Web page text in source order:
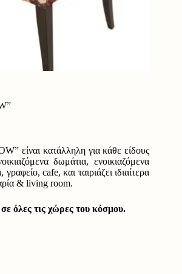
είναι κατάλληλη για κάθε είδους
δωμάτια, ενοικιαζόμενα
cafe, και ταιριάζει ιδιαίτερα
& living room.
όλες τις χώρες του κόσμου.